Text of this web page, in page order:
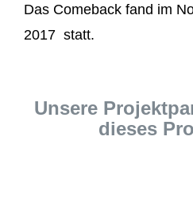
Das Comeback fand im
2017 statt.
Unsere
dieses